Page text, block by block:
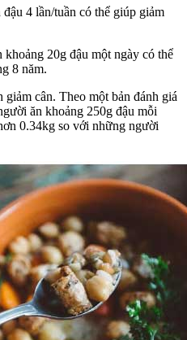
4 lần/tuần có thể giúp giảm
20g đậu một ngày có thể
8 năm.
cân. Theo một bản đánh giá
ăn khoảng 250g đậu mỗi
0.34kg so với những người